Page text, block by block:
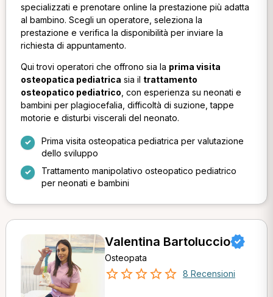
specializzati e prenotare online la prestazione più adatta
al bambino. Scegli un operatore, seleziona la
prestazione e verifica la disponibilità per inviare la
richiesta di appuntamento.
Qui trovi operatori che offrono sia la prima visita
osteopatica pediatrica sia il trattamento
osteopatico pediatrico , con esperienza su neonati e
bambini per plagiocefalia, difficoltà di suzione, tappe
motorie e disturbi viscerali del neonato.
Prima visita osteopatica pediatrica per valutazione
dello sviluppo
Trattamento manipolativo osteopatico pediatrico
per neonati e bambini
Valentina Bartoluccio
Osteopata
8 Recensioni